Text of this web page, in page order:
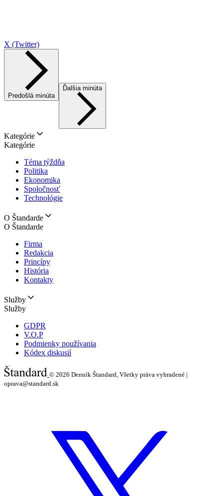
X (Twitter)
Predošlá minúta
Ďalšia minúta
Kategórie
Kategórie
Téma týždňa
Politika
Ekonomika
Spoločnosť
Technológie
O Štandarde
O Štandarde
Firma
Redakcia
Princípy
História
Kontakty
Služby
Služby
GDPR
V.O.P
Podmienky používania
Kódex diskusií
© 2026 Denník Štandard, Všetky práva vyhradené |
oprava@standard.sk